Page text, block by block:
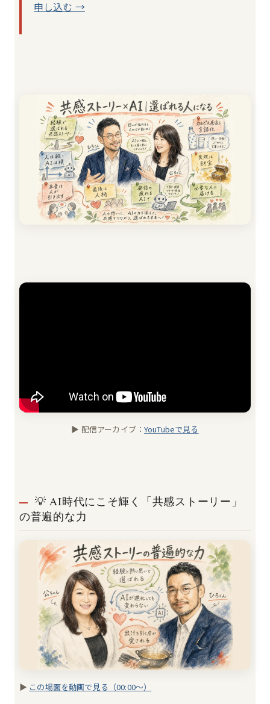
申し込む →
▶ 配信アーカイブ： YouTubeで見る
💡 AI時代にこそ輝く「共感ストーリー」
の普遍的な力
▶ この場面を動画で見る（00:00〜）